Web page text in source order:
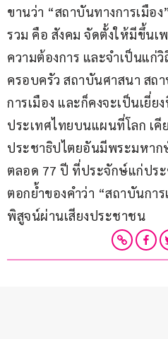
ขานว่า “สถาบันทางการเมือ
รวม คือ สังคม จัดตั้งให้มีขึ้น
ความต้องการ และจำเป็นแก่
ครอบครัว สถาบันศาสนา สถ
การเมือง และก็คงจะเป็นเยี่ย
ประเทศไทยบนแผนที่โลก เ
ประชาธิปไตยอันมีพระมหาก
ตลอด 77 ปี ที่ประจักษ์แก่ปร
ตอกย้ำของคำว่า “สถาบันการ
พิสูจน์ผ่านเสียงประชาชน